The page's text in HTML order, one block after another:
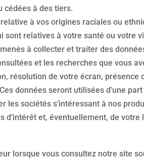
cédées à des tiers.
à vos origines raciales ou
relatives à votre santé ou votre
à collecter et traiter des
et les recherches que vous
résolution de votre écran,
données seront utilisées d’une
sociétés s’intéressant à nos
et, éventuellement, de votre
lorsque vous consultez notre site